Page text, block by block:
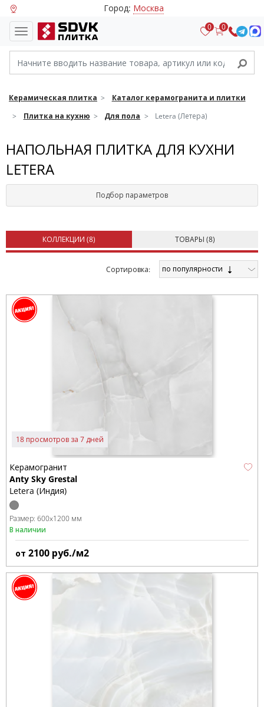
Город: Москва
0 0
Керамическая плитка
Каталог керамогранита и плитки
Плитка на кухню
Для пола Letera (Летера)
НАПОЛЬНАЯ ПЛИТКА ДЛЯ КУХНИ
LETERA
Подбор параметров
КОЛЛЕКЦИИ (8) ТОВАРЫ (8)
Cортировка: по популярности
18 просмотров за 7 дней
Керамогранит
Anty Sky Grestal
Letera (Индия)
Размер: 600x1200 мм
В наличии
от 2100 руб./м2